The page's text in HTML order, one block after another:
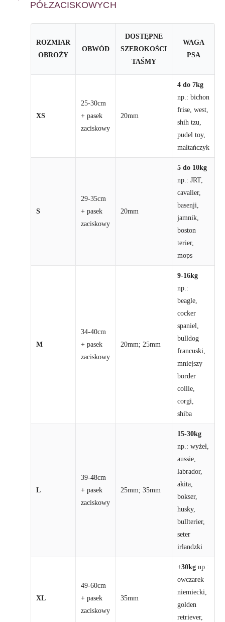
PÓŁZACISKOWYCH
ROZMIAR
OBROŻY
OBWÓD
DOSTĘPNE
SZEROKOŚCI
TAŚMY
WAGA
PSA
XS
25-30cm
+ pasek
zaciskowy
20mm
4 do 7kg
np.: bichon
frise, west,
shih tzu,
pudel toy,
maltańczyk
S
29-35cm
+ pasek
zaciskowy
20mm
5 do 10kg
np.: JRT,
cavalier,
basenji,
jamnik,
boston
terier,
mops
M
34-40cm
+ pasek
zaciskowy
20mm; 25mm
9-16kg
np.:
beagle,
cocker
spaniel,
bulldog
francuski,
mniejszy
border
collie,
corgi,
shiba
L
39-48cm
+ pasek
zaciskowy
25mm; 35mm
15-30kg
np.: wyżeł,
aussie,
labrador,
akita,
bokser,
husky,
bullterier,
seter
irlandzki
XL
49-60cm
+ pasek
zaciskowy
35mm
+30kg np.:
owczarek
niemiecki,
golden
retriever,